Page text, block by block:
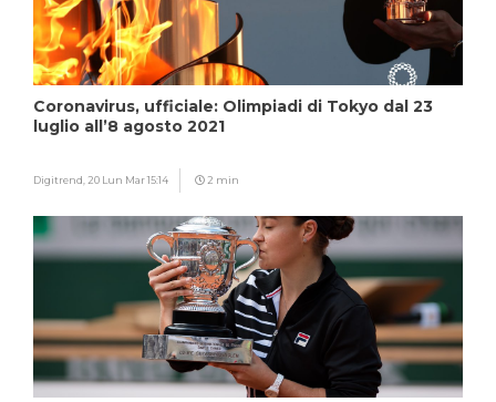
Coronavirus, ufficiale: Olimpiadi di Tokyo dal 23
luglio all’8 agosto 2021
Digitrend, 20 Lun Mar 15:14 2 min